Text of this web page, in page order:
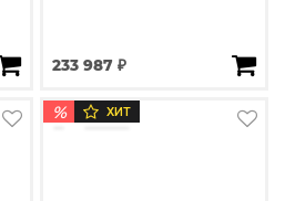
233 987 ₽
% ХИТ